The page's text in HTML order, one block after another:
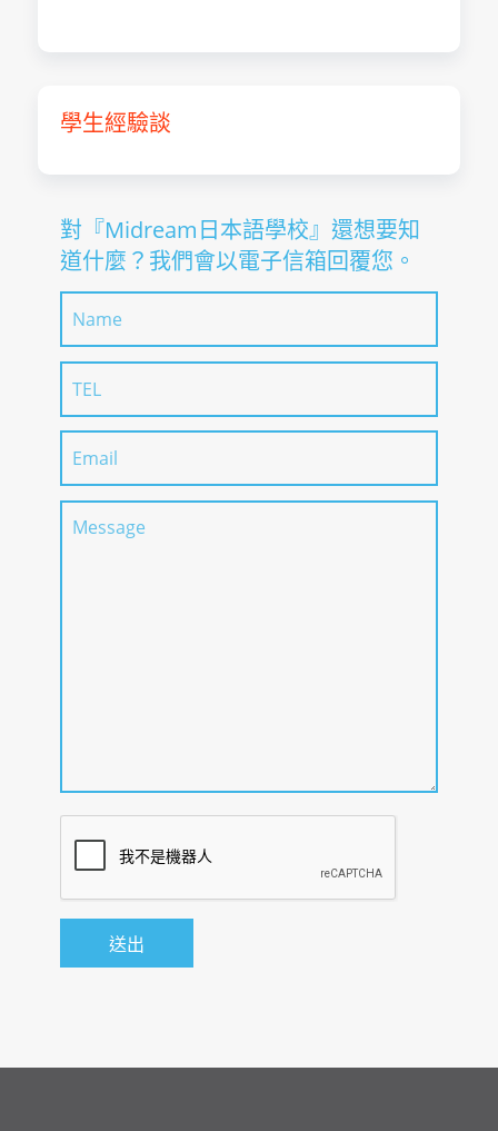
學生經驗談
對『Midream日本語學校』還想要知
道什麼？我們會以電子信箱回覆您。